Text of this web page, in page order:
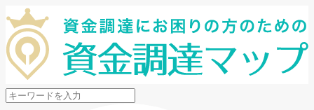
メニューを開閉